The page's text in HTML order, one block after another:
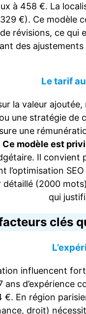
à 458 €. La
€). Ce modèle
révisions, ce
des
Le tarif
la valeur
une stratégie
une
Ce modèle est
Il convient
l’optimisation
(2000
qui
clés
influencent
ans
En région
droit)